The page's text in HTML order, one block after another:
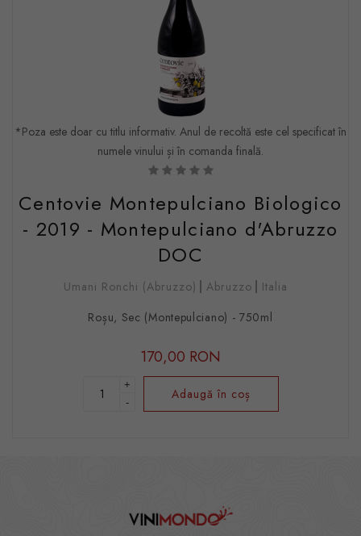
*Poza este doar cu titlu informativ. Anul de recoltă este cel specificat în
numele vinului și în comanda finală.
Centovie Montepulciano Biologico
- 2019 - Montepulciano d'Abruzzo
DOC
Umani Ronchi (Abruzzo) Abruzzo
Italia
Roșu, Sec (Montepulciano) - 750ml
170,00 RON
+
-
Adaugă în coș